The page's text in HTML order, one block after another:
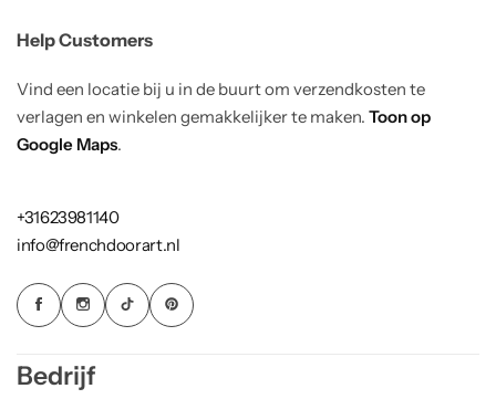
Help Customers
Vind een locatie bij u in de buurt om verzendkosten te
verlagen en winkelen gemakkelijker te maken. Toon op
Google Maps.
+31623981140
info@frenchdoorart.nl
Bedrijf